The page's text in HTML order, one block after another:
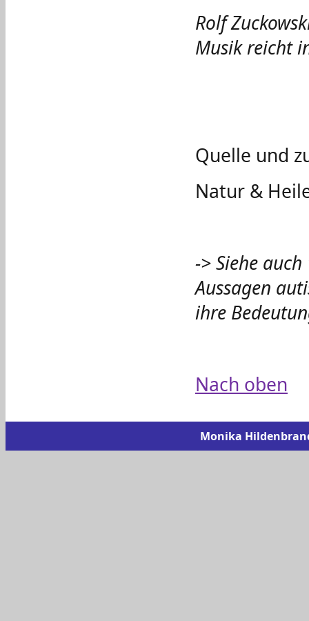
Rolf
Musik reicht
Quelle und
Natur &
-> Siehe
Aussagen
ihre
Nach oben
Monika